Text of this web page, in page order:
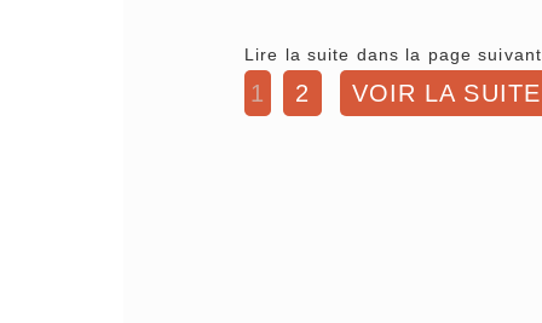
Lire la suite dans la page
1 2 VOIR LA SUITE